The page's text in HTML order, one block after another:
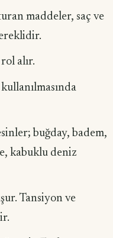
maddeler, saç ve
alır.
buğday, badem,
kabuklu deniz
Tansiyon ve